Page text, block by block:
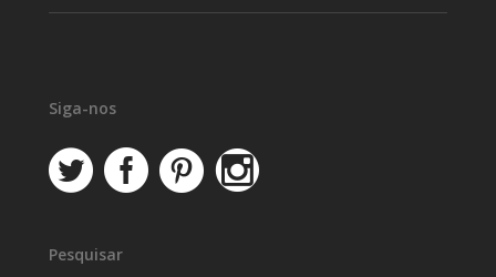
Siga-nos
Pesquisar